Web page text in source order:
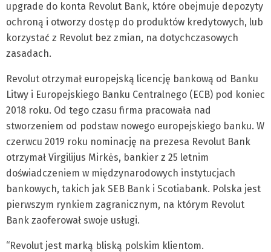
upgrade do konta Revolut Bank, które obejmuje depozyty
ochroną i otworzy dostęp do produktów kredytowych, lub
korzystać z Revolut bez zmian, na dotychczasowych
zasadach.
Revolut otrzymał europejską licencję bankową od Banku
Litwy i Europejskiego Banku Centralnego (ECB) pod koniec
2018 roku. Od tego czasu firma pracowała nad
stworzeniem od podstaw nowego europejskiego banku. W
czerwcu 2019 roku nominację na prezesa Revolut Bank
otrzymał Virgilijus Mirkės, bankier z 25 letnim
doświadczeniem w międzynarodowych instytucjach
bankowych, takich jak SEB Bank i Scotiabank. Polska jest
pierwszym rynkiem zagranicznym, na którym Revolut
Bank zaoferował swoje usługi.
“Revolut jest marką bliską polskim klientom.